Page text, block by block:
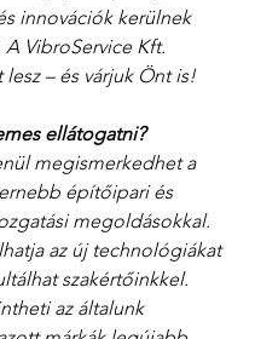
innovációk kerülnek
A VibroService Kft.
lesz – és várjuk Önt is!
ellátogatni?
megismerkedhet a
építőipari és
megoldásokkal.
az új technológiákat
szakértőinkkel.
az általunk